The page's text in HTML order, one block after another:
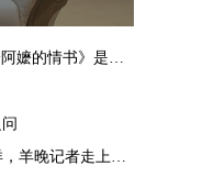
中国驻泰王国特命全权大使张建卫：《给阿嬷的情书》是讲好中国故事的好抓手
睇戏 | 舞剧《醒·狮》《英歌》即将下南洋，羊晚记者走上舞台体验白金狮头